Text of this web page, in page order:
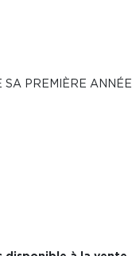
SA PREMIÈRE ANNÉE